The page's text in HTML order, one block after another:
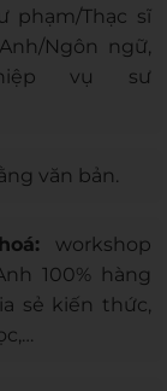
phạm/Thạc sĩ
Ngôn ngữ,
vụ sư
văn bản.
workshop
100% hàng
sẻ kiến thức,